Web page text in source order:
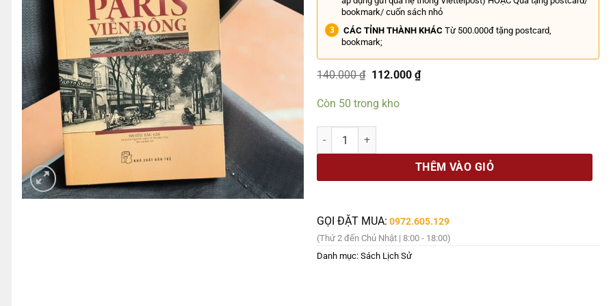
bookmark/ cuốn sách nhỏ
CÁC TỈNH THÀNH KHÁC Từ 500.000đ tặng postcard,
bookmark;
140.000₫ Giá
là:
140.000 ₫.
112.000₫Giá
Còn 50 trong kho
SÀI GÒN - PARIS VIỄN ĐÔNG – Nhiều tác giả - Nguyễn Quang Diệu
THÊM VÀO GIỎ
GỌI ĐẶT MUA: 0972.605.129
(Thứ 2 đến Chủ Nhật | 8:00 - 18:00)
Danh mục:Sách Lịch Sử